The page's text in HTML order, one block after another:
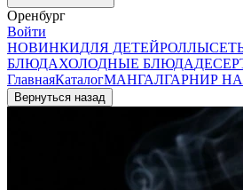
Оренбург
Войти
НОВИНКИДЛЯ ДЕТЕЙРОЛЛЫ
БЛЮДАХОЛОДНЫЕ БЛЮДА
ГлавнаяКаталогМАНГАЛГАРНИР
Вернуться назад